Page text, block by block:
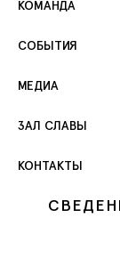
КОМАНДА
СОБЫТИЯ
МЕДИА
ЗАЛ СЛАВЫ
КОНТАКТЫ